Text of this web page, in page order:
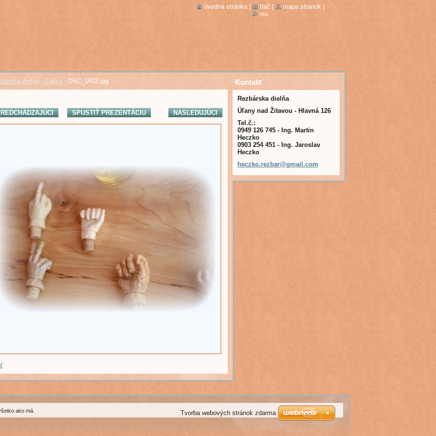
dielňa - Zádky - DSC_1502.jpg
SPUSTIŤ PREZENTÁCIU NASLEDUJÚCI
Kontakt
Rezbárska dielňa
Úľany nad Žitavou - Hlavná 126
Tel.č.:
0949 126 745 - Ing. Martin
Heczko
0903 254 451 - Ing. Jaroslav
Heczko
heczko.rezbar@gmail.com
úvodná stránka tlač mapa stránok
rss
ako má. Tvorba webových stránok zdarma